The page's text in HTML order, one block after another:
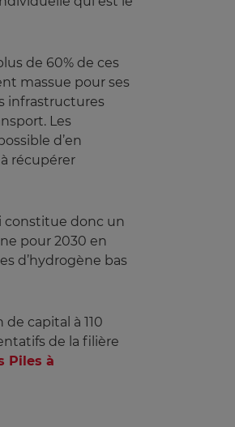
de 60% de ces
massue pour ses
infrastructures
Les
d’en
récupérer
constitue donc un
pour 2030 en
d’hydrogène bas
capital à 110
de la filière
Piles à